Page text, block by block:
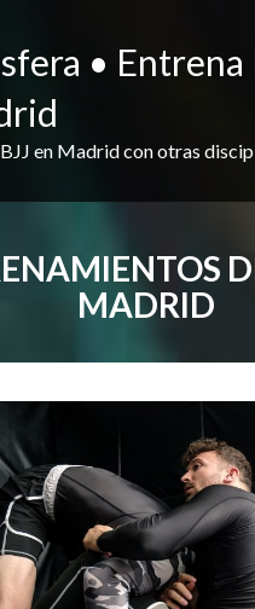
• Entrena
en Madrid con otras
MADRID